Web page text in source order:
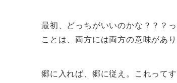
最初、どっちがいいのかな？？？
ことは、両方には両方の意味があ
郷に入れば、郷に従え。これってす